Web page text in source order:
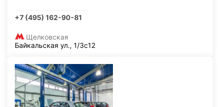
+7 (495) 162-90-81
Щелковская
Байкальская ул., 1/3с12